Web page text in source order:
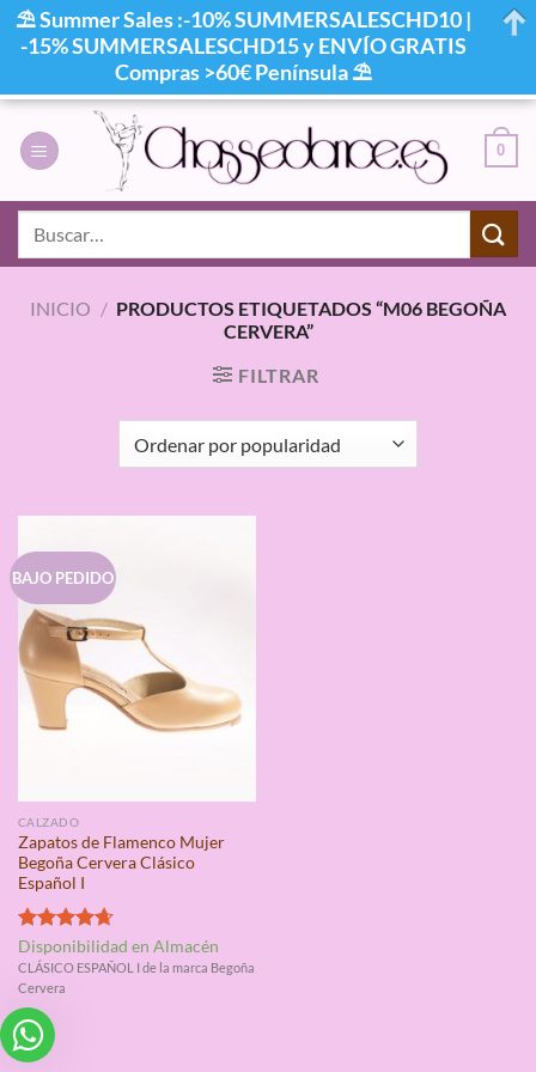
contenido
0
INICIO / PRODUCTOS ETIQUETADOS “M06 BEGOÑA
CERVERA”
FILTRAR
BAJO PEDIDO
CALZADO
Zapatos de Flamenco Mujer
Begoña Cervera Clásico
Español I
Valorado
con4.67
de 5
Disponibilidad en Almacén
CLÁSICO ESPAÑOL I de la marca Begoña
Cervera
⛱ Summer Sales :-10% SUMMERSALESCHD10 |
-15% SUMMERSALESCHD15 y ENVÍO GRATIS
Compras >60€ Península ⛱